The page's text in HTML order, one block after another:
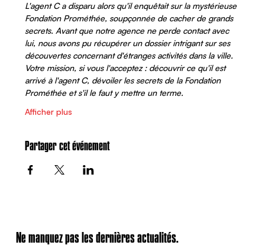
L'agent C a disparu alors qu'il enquêtait sur la mystérieuse
Fondation Prométhée, soupçonnée de cacher de grands
secrets. Avant que notre agence ne perde contact avec
lui, nous avons pu récupérer un dossier intrigant sur ses
découvertes concernant d'étranges activités dans la ville.
Votre mission, si vous l'acceptez : découvrir ce qu'il est
arrivé à l'agent C, dévoiler les secrets de la Fondation
Prométhée et s'il le faut y mettre un terme.
Afficher plus
Partager cet événement
Ne manquez pas les dernières actualités.